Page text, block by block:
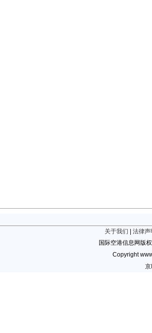
关于我们
法律声
国际空港信息网版
Copyright